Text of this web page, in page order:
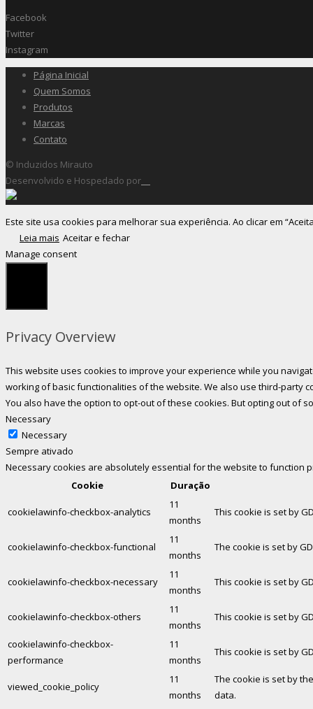
Facebook
Twitter
Instagram
Página Inicial
Quem Somos
Produtos
Marcas
Contato
© Induzidos Mirauto
Desenvolvido e Hospedado por
Este site usa cookies para melhorar sua experiência. Ao clicar em
Leia mais Aceitar e fechar
Manage consent
Privacy Overview
This website uses cookies to improve your experience while you
working of basic functionalities of the website. We also use third-party
You also have the option to opt-out of these cookies. But opting out of
Necessary
Necessary
Sempre ativado
Necessary cookies are absolutely essential for the website to
Cookie
Duração
cookielawinfo-checkbox-analytics
11
months
This cookie is set by
cookielawinfo-checkbox-functional
11
months
The cookie is set by
cookielawinfo-checkbox-necessary
11
months
This cookie is set by
cookielawinfo-checkbox-others
11
months
This cookie is set by
cookielawinfo-checkbox-
performance
11
months
This cookie is set by
viewed_cookie_policy
11
months
The cookie is set by
data.